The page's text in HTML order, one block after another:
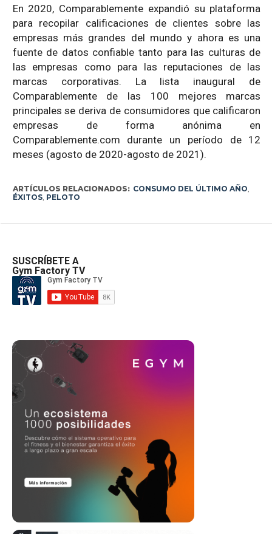
En 2020, Comparablemente expandió su plataforma
para recopilar calificaciones de clientes sobre las
empresas más grandes del mundo y ahora es una
fuente de datos confiable tanto para las culturas de
las empresas como para las reputaciones de las
marcas corporativas. La lista inaugural de
Comparablemente de las 100 mejores marcas
principales se deriva de consumidores que calificaron
empresas de forma anónima en
Comparablemente.com durante un período de 12
meses (agosto de 2020-agosto de 2021).
ARTÍCULOS RELACIONADOS: CONSUMO DEL ÚLTIMO AÑO
ÉXITOS, PELOTO
SUSCRÍBETE A
Gym Factory TV